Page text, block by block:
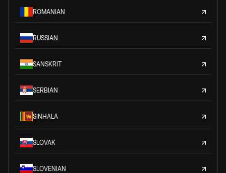
ROMANIAN
RUSSIAN
SANSKRIT
SERBIAN
SINHALA
SLOVAK
SLOVENIAN